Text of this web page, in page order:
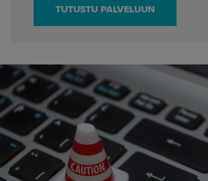
TUTUSTU PALVELUUN